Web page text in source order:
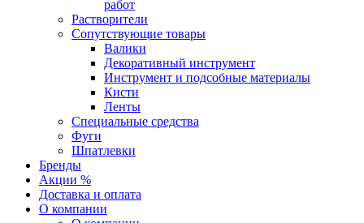
работ
Растворители
Сопутствующие товары
Валики
Декоративный инструмент
Инструмент и подсобные материалы
Кисти
Ленты
Специальные средства
Фуги
Шпатлевки
Бренды
Акции %
Доставка и оплата
О компании